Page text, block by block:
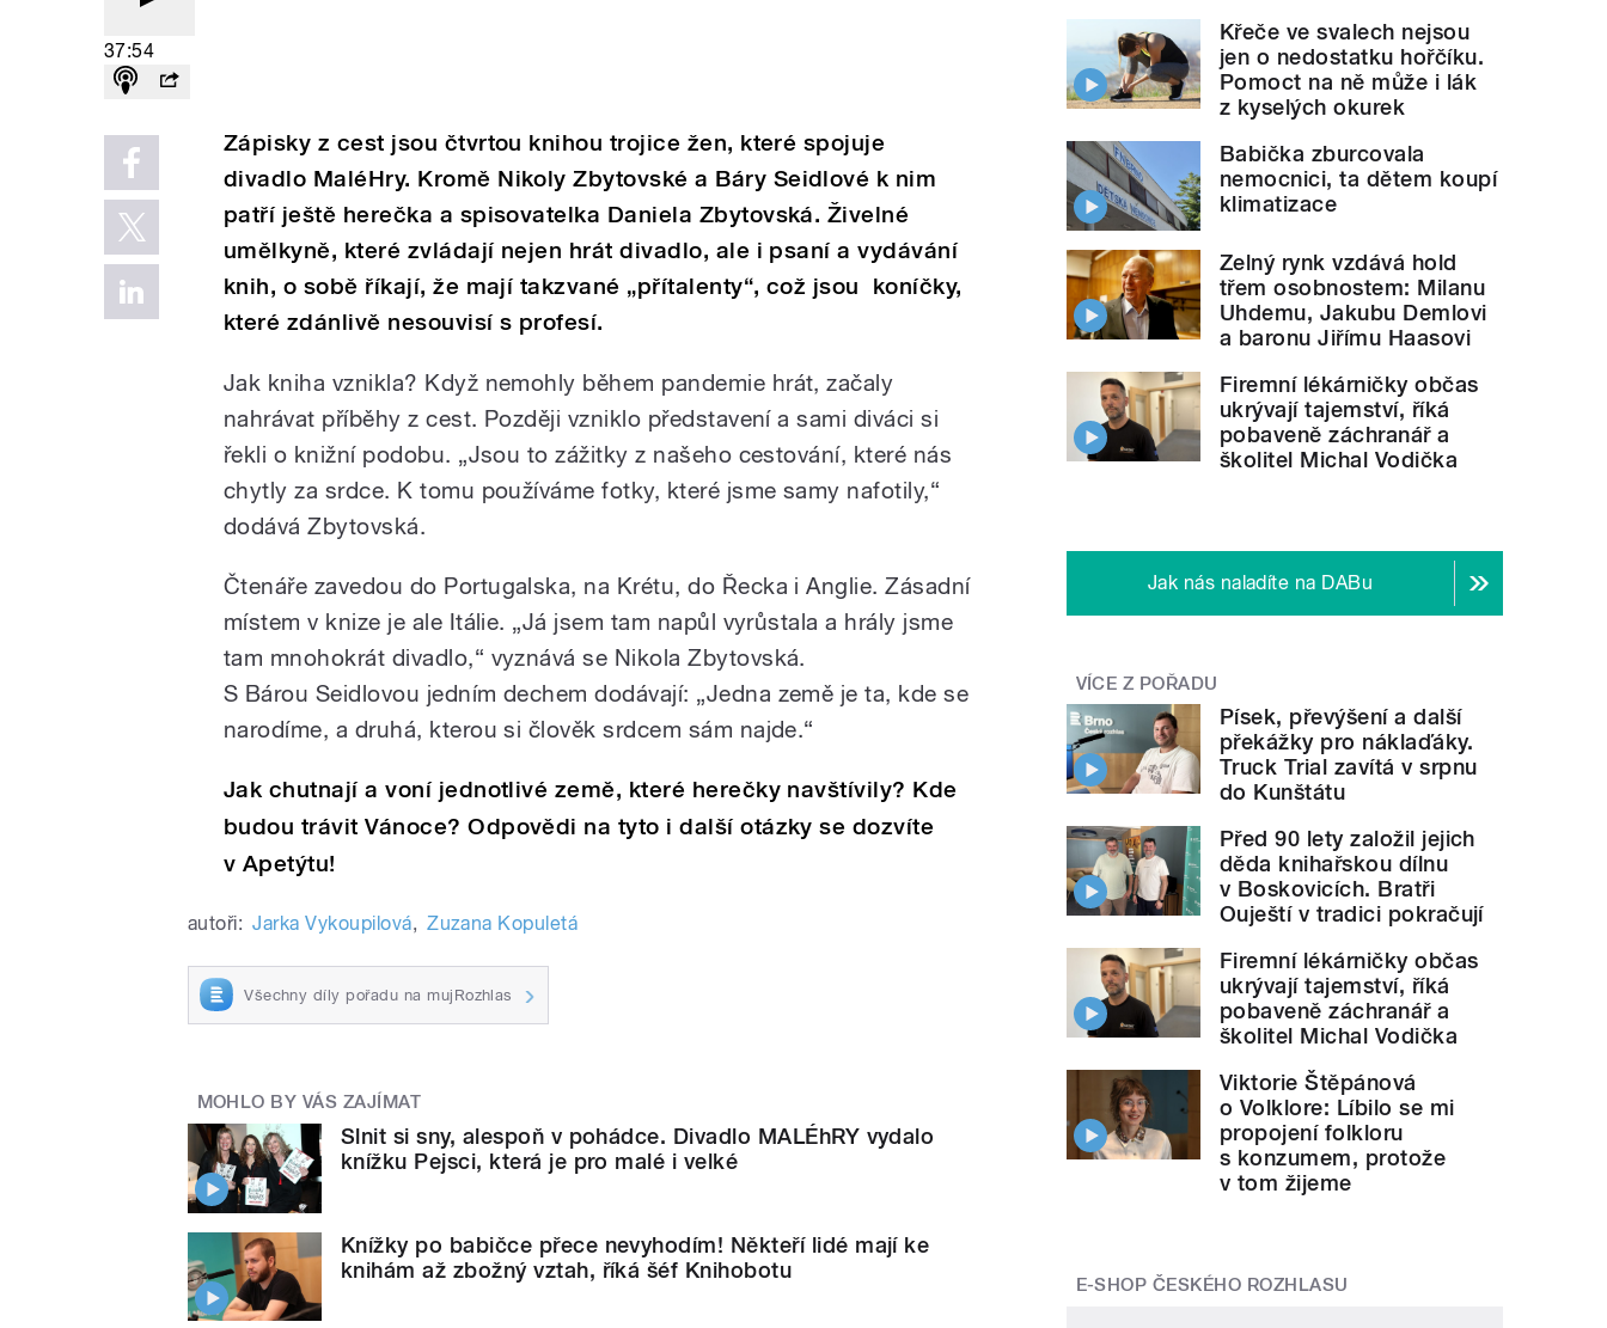
37:54
Zápisky z cest jsou čtvrtou knihou trojice žen, které spojuje
divadlo MaléHry. Kromě Nikoly Zbytovské a Báry Seidlové k nim
patří ještě herečka a spisovatelka Daniela Zbytovská. Živelné
umělkyně, které zvládají nejen hrát divadlo, ale i psaní a vydávání
knih, o sobě říkají, že mají takzvané „přítalenty“, což jsou koníčky,
které zdánlivě nesouvisí s profesí.
Jak kniha vznikla? Když nemohly během pandemie hrát, začaly
nahrávat příběhy z cest. Později vzniklo představení a sami diváci si
řekli o knižní podobu. „Jsou to zážitky z našeho cestování, které nás
chytly za srdce. K tomu používáme fotky, které jsme samy nafotily,“
dodává Zbytovská.
Čtenáře zavedou do Portugalska, na Krétu, do Řecka i Anglie. Zásadní
místem v knize je ale Itálie. „Já jsem tam napůl vyrůstala a hrály jsme
tam mnohokrát divadlo,“ vyznává se Nikola Zbytovská.
S Bárou Seidlovou jedním dechem dodávají: „Jedna země je ta, kde se
narodíme, a druhá, kterou si člověk srdcem sám najde.“
Jak chutnají a voní jednotlivé země, které herečky navštívily? Kde
budou trávit Vánoce? Odpovědi na tyto i další otázky se dozvíte
v Apetýtu!
autoři: Jarka Vykoupilová, Zuzana Kopuletá
Všechny díly pořadu na mujRozhlas
MOHLO BY VÁS ZAJÍMAT
Slnit si sny, alespoň v pohádce. Divadlo MALÉhRY vydalo
knížku Pejsci, která je pro malé i velké
Knížky po babičce přece nevyhodím! Někteří lidé mají ke
knihám až zbožný vztah, říká šéf Knihobotu
Křeče ve svalech nejsou
jen o nedostatku hořčíku.
Pomoct na ně může i lák
z kyselých okurek
Babička zburcovala
nemocnici, ta dětem koupí
klimatizace
Zelný rynk vzdává hold
třem osobnostem: Milanu
Uhdemu, Jakubu Demlovi
a baronu Jiřímu Haasovi
Firemní lékárničky občas
ukrývají tajemství, říká
pobaveně záchranář a
školitel Michal Vodička
Jak nás naladíte na DABu
VÍCE Z POŘADU
Písek, převýšení a další
překážky pro náklaďáky.
Truck Trial zavítá v srpnu
do Kunštátu
Před 90 lety založil jejich
děda knihařskou dílnu
v Boskovicích. Bratři
Ouještí v tradici pokračují
Firemní lékárničky občas
ukrývají tajemství, říká
pobaveně záchranář a
školitel Michal Vodička
Viktorie Štěpánová
o Volklore: Líbilo se mi
propojení folkloru
s konzumem, protože
v tom žijeme
E-SHOP ČESKÉHO ROZHLASU